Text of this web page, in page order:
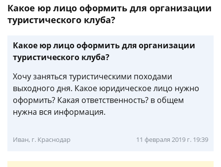
Какое юр лицо оформить для организации
туристического клуба?
Какое юр лицо оформить для организации
туристического клуба?
Хочу заняться туристическими походами
выходного дня. Какое юридическое лицо нужно
оформить? Какая ответственность? в общем
нужна вся информация.
Иван, г. Краснодар 11 февраля 2019 г. 19:39